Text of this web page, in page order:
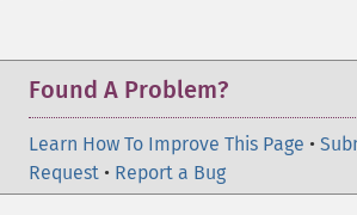
Found A Problem?
Learn How To Improve This Page •
Request • Report a Bug